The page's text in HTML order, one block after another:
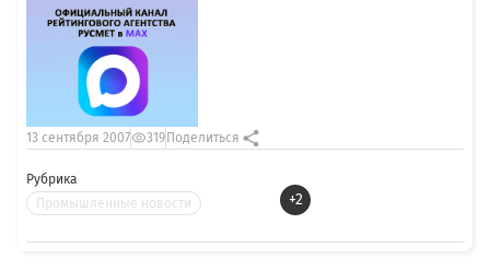
Рубрика
Промышленные новости
+2
13 сентября 2007 319 Поделиться